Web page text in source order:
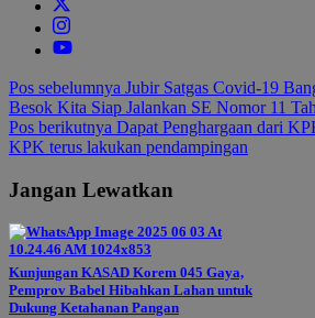
Navigasi
pos
Pos sebelumnya Jubir Satgas Covid-19
Besok Kita Siap Jalankan SE Nomor 11
Pos berikutnya Dapat Penghargaan dari
KPK terus lakukan pendampingan
Jangan Lewatkan
Kunjungan KASAD Korem 045 Gaya,
Pemprov Babel Hibahkan Lahan untuk
Dukung Ketahanan Pangan